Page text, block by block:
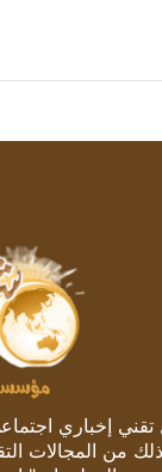
إخباري
من المجالات